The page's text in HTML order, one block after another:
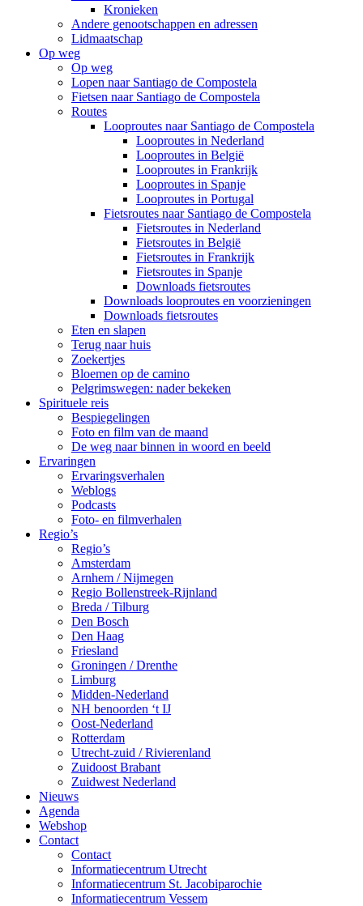
Kronieken
Andere genootschappen en adressen
Lidmaatschap
Op weg
Op weg
Lopen naar Santiago de Compostela
Fietsen naar Santiago de Compostela
Routes
Looproutes naar Santiago de Compostela
Looproutes in Nederland
Looproutes in België
Looproutes in Frankrijk
Looproutes in Spanje
Looproutes in Portugal
Fietsroutes naar Santiago de Compostela
Fietsroutes in Nederland
Fietsroutes in België
Fietsroutes in Frankrijk
Fietsroutes in Spanje
Downloads fietsroutes
Downloads looproutes en voorzieningen
Downloads fietsroutes
Eten en slapen
Terug naar huis
Zoekertjes
Bloemen op de camino
Pelgrimswegen: nader bekeken
Spirituele reis
Bespiegelingen
Foto en film van de maand
De weg naar binnen in woord en beeld
Ervaringen
Ervaringsverhalen
Weblogs
Podcasts
Foto- en filmverhalen
Regio’s
Regio’s
Amsterdam
Arnhem / Nijmegen
Regio Bollenstreek-Rijnland
Breda / Tilburg
Den Bosch
Den Haag
Friesland
Groningen / Drenthe
Limburg
Midden-Nederland
NH benoorden ‘t IJ
Oost-Nederland
Rotterdam
Utrecht-zuid / Rivierenland
Zuidoost Brabant
Zuidwest Nederland
Nieuws
Agenda
Webshop
Contact
Contact
Informatiecentrum Utrecht
Informatiecentrum St. Jacobiparochie
Informatiecentrum Vessem